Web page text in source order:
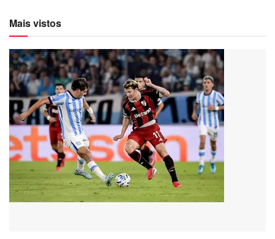
Mais vistos